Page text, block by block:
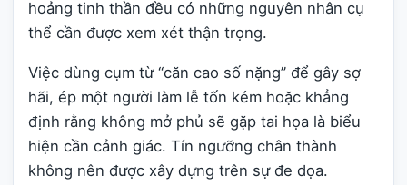
hoảng tinh thần đều có những nguyên nhân cụ
thể cần được xem xét thận trọng.
Việc dùng cụm từ “căn cao số nặng” để gây sợ
hãi, ép một người làm lễ tốn kém hoặc khẳng
định rằng không mở phủ sẽ gặp tai họa là biểu
hiện cần cảnh giác. Tín ngưỡng chân thành
không nên được xây dựng trên sự đe dọa.